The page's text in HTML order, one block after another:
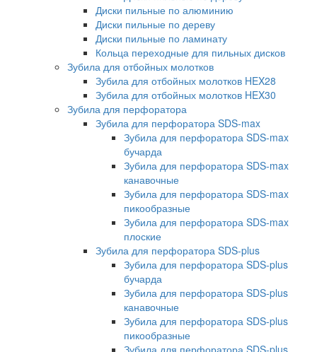
Диски пильные по алюминию
Диски пильные по дереву
Диски пильные по ламинату
Кольца переходные для пильных дисков
Зубила для отбойных молотков
Зубила для отбойных молотков HEX28
Зубила для отбойных молотков HEX30
Зубила для перфоратора
Зубила для перфоратора SDS-max
Зубила для перфоратора SDS-max
бучарда
Зубила для перфоратора SDS-max
канавочные
Зубила для перфоратора SDS-max
пикообразные
Зубила для перфоратора SDS-max
плоские
Зубила для перфоратора SDS-plus
Зубила для перфоратора SDS-plus
бучарда
Зубила для перфоратора SDS-plus
канавочные
Зубила для перфоратора SDS-plus
пикообразные
Зубила для перфоратора SDS-plus